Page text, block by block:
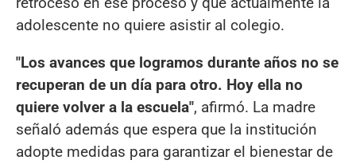
adolescente no quiere asistir al colegio.
"Los avances que logramos durante años no se
recuperan de un día para otro. Hoy ella no
quiere volver a la escuela", afirmó. La madre
señaló además que espera que la institución
adopte medidas para garantizar el bienestar de